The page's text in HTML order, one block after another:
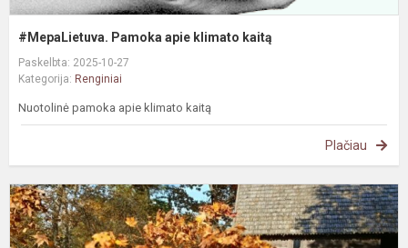
#MepaLietuva. Pamoka apie klimato kaitą
Paskelbta: 2025-10-27
Kategorija: Renginiai
Nuotolinė pamoka apie klimato kaitą
Plačiau